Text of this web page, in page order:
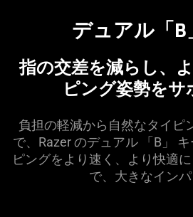
デュアル「B
指の交差を減らし、
ピング姿勢をサ
負担の軽減から自然なタイピ
で、Razer のデュアル 「B」
ピングをより速く、より快適
で、大きなインパ